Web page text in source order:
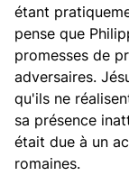
étant
pense que
promesses de
adversaires.
qu'ils ne
sa présence
était due à un
romaines.